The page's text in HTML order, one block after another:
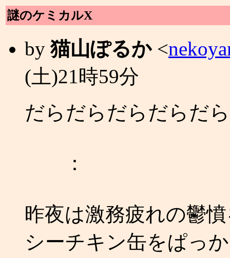
謎のケミカルΧ
by猫山ぽるか<
(土)21時59分
だらだらだらだらだ
：
昨夜は激務疲れの鬱
シーチキン缶をぱっ